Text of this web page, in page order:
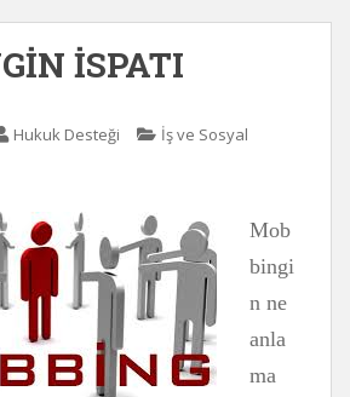
İSPATI
Hukuk Desteği
İş ve Sosyal
Mob
bingi
n ne
anla
ma